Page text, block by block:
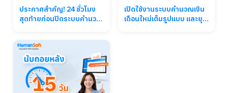
ประกาศสำคัญ! 24 ชั่วโมง
สุดท้ายก่อนปิดระบบคำนวณ
เปิดใช้งานระบบคำนวณเงิน
เดือนใหม่เต็มรูปแบบ และยุติ